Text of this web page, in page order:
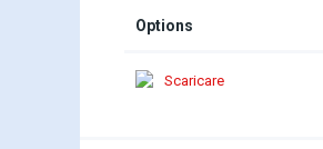
Options
Scaricare